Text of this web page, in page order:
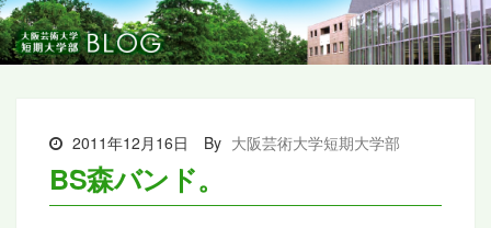
2011年12月16日 By 大阪芸術大学短期大学部
BS森バンド。